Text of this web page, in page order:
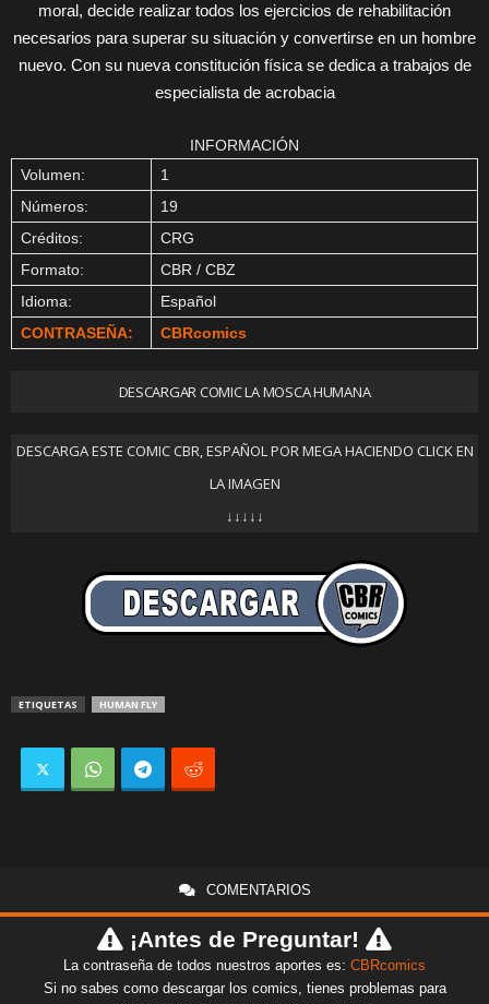
moral, decide realizar todos los ejercicios de rehabilitación
necesarios para superar su situación y convertirse en un hombre
nuevo. Con su nueva constitución física se dedica a trabajos de
especialista de acrobacia
INFORMACIÓN
Volumen:
1
Números:
19
Créditos:
CRG
Formato:
CBR / CBZ
Idioma:
Español
CONTRASEÑA:
CBRcomics
DESCARGAR COMIC LA MOSCA HUMANA
DESCARGA ESTE COMIC CBR, ESPAÑOL POR MEGA HACIENDO CLICK EN
LA IMAGEN
↓↓↓↓↓
ETIQUETAS HUMAN FLY
COMENTARIOS
¡Antes de Preguntar!
La contraseña de todos nuestros aportes es: CBRcomics
Si no sabes como descargar los comics, tienes problemas para